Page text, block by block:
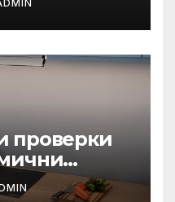
проверки
в